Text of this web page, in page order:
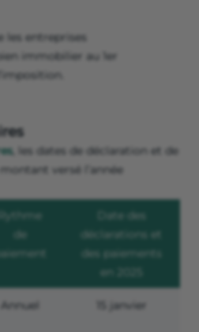
les entreprises
immobilier au 1er
, les dates de déclaration et de
versé l’année
Rythme
de
Date des
déclarations et
des paiements
en 2025
Annuel 15 janvier